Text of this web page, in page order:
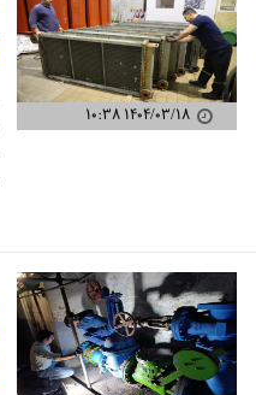
۱۴۰۴/۰۳/۱۸ ۱۰:۳۸